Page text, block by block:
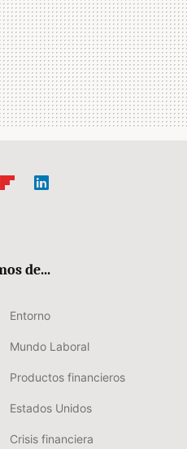
de...
Entorno
Mundo Laboral
Productos financieros
Estados Unidos
Crisis financiera